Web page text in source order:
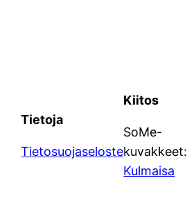
Tietoja
Tietosuojaseloste
Kiitos
SoMe-
kuvakkeet:
Kulmaisa